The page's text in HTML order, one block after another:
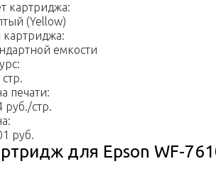
картриджа:
(Yellow)
картриджа:
емкости
печати:
руб./стр.
руб.
для Epson WF-